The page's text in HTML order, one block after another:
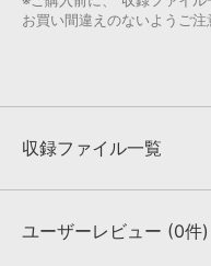
お買い間違えのないようご注
収録ファイル一覧
収録ファイル一覧
ユーザーレビュー (0件)